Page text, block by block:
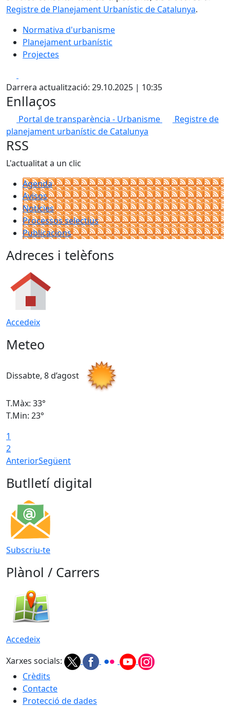
Registre de Planejament Urbanístic de Catalunya.
Normativa d'urbanisme
Planejament urbanístic
Projectes
Darrera actualització: 29.10.2025 | 10:35
Enllaços
Portal de transparència - Urbanisme
Registre de
planejament urbanístic de Catalunya
RSS
L'actualitat a un clic
Agenda
Avisos
Notícies
Processos selectius
Publicacions
Adreces i telèfons
Accedeix
Meteo
Dissabte, 8 d’agost
T.Màx: 33°
T.Min: 23°
1
2
AnteriorSegüent
Butlletí digital
Subscriu-te
Plànol / Carrers
Accedeix
Xarxes socials:
Crèdits
Contacte
Protecció de dades